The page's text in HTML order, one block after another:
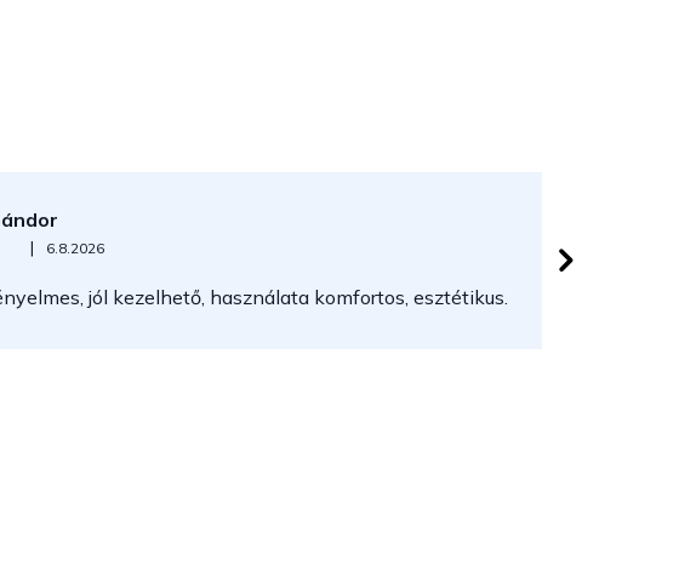
értékelése 5-ből 5 csillag.
| 6.8.2026
jól kezelhető, használata komfortos, esztétikus.